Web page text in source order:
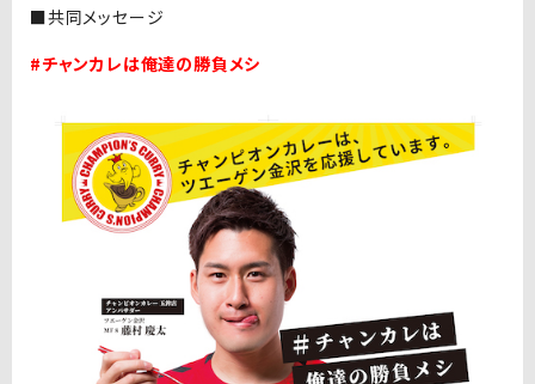
■共同メッセージ
#チャンカレは俺達の勝負メシ